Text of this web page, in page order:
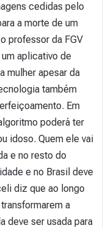
cedidas pelo
a morte de um
professor da FGV
aplicativo de
mulher apesar da
também
Em
poderá ter
idoso. Quem ele vai
e no resto do
e no Brasil deve
diz que ao longo
a
deve ser usada para